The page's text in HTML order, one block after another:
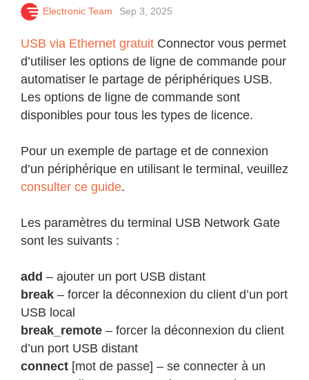
Electronic Team Sep 3, 2025
USB via Ethernet gratuit Connector vous permet
d’utiliser les options de ligne de commande pour
automatiser le partage de périphériques USB.
Les options de ligne de commande sont
disponibles pour tous les types de licence.
Pour un exemple de partage et de connexion
d’un périphérique en utilisant le terminal, veuillez
consulter ce guide.
Les paramètres du terminal USB Network Gate
sont les suivants :
add – ajouter un port USB distant
break – forcer la déconnexion du client d’un port
USB local
break_remote – forcer la déconnexion du client
d’un port USB distant
connect [mot de passe] – se connecter à un